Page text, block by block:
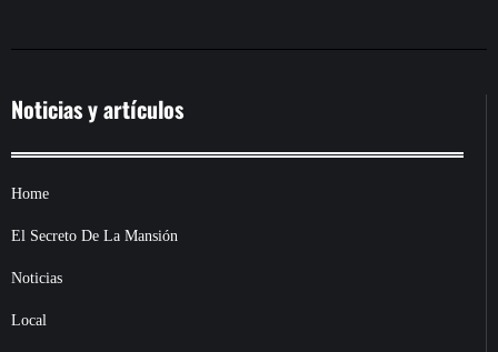
Noticias y artículos
Home
El Secreto De La Mansión
Noticias
Local